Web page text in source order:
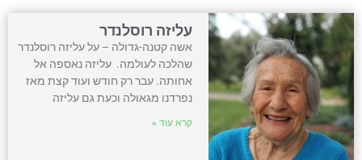
עליזה רוסלנדר
אשה קטנה-גדולה – על עליזה רוסלנדר
שהלכה לעולמה. עליזה נאספה אל
אחותה. עבר רק חודש ועוד קצת מאז
נפרדנו מגאולה וכעת גם עליזה
קרא עוד »